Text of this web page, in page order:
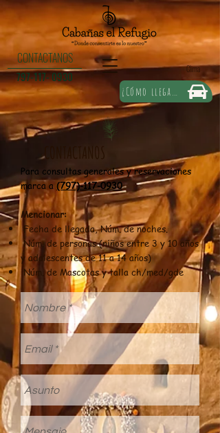
CONTACTANOS
¿Cómo llegar?
797-117- 0930 Clima
CONTACTANOS
Para consultas generales y reservaciones
marca a (797)-117-0930
Mencionar:
Fecha de llegada, Núm. de noches.
Núm. de personas (niños entre 3 y 10 años
y adolescentes de 11 a 14 años)
Núm. de Mascotas y talla ch/med/gde